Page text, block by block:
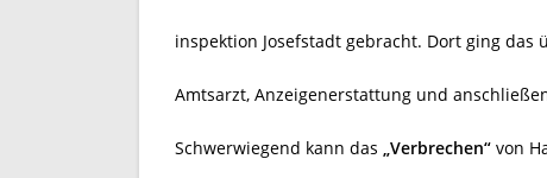
inspektion Josefstadt gebracht. Dort ging das
Amtsarzt, Anzeigenerstattung und
Schwerwiegend kann das „Verbrechen“ von